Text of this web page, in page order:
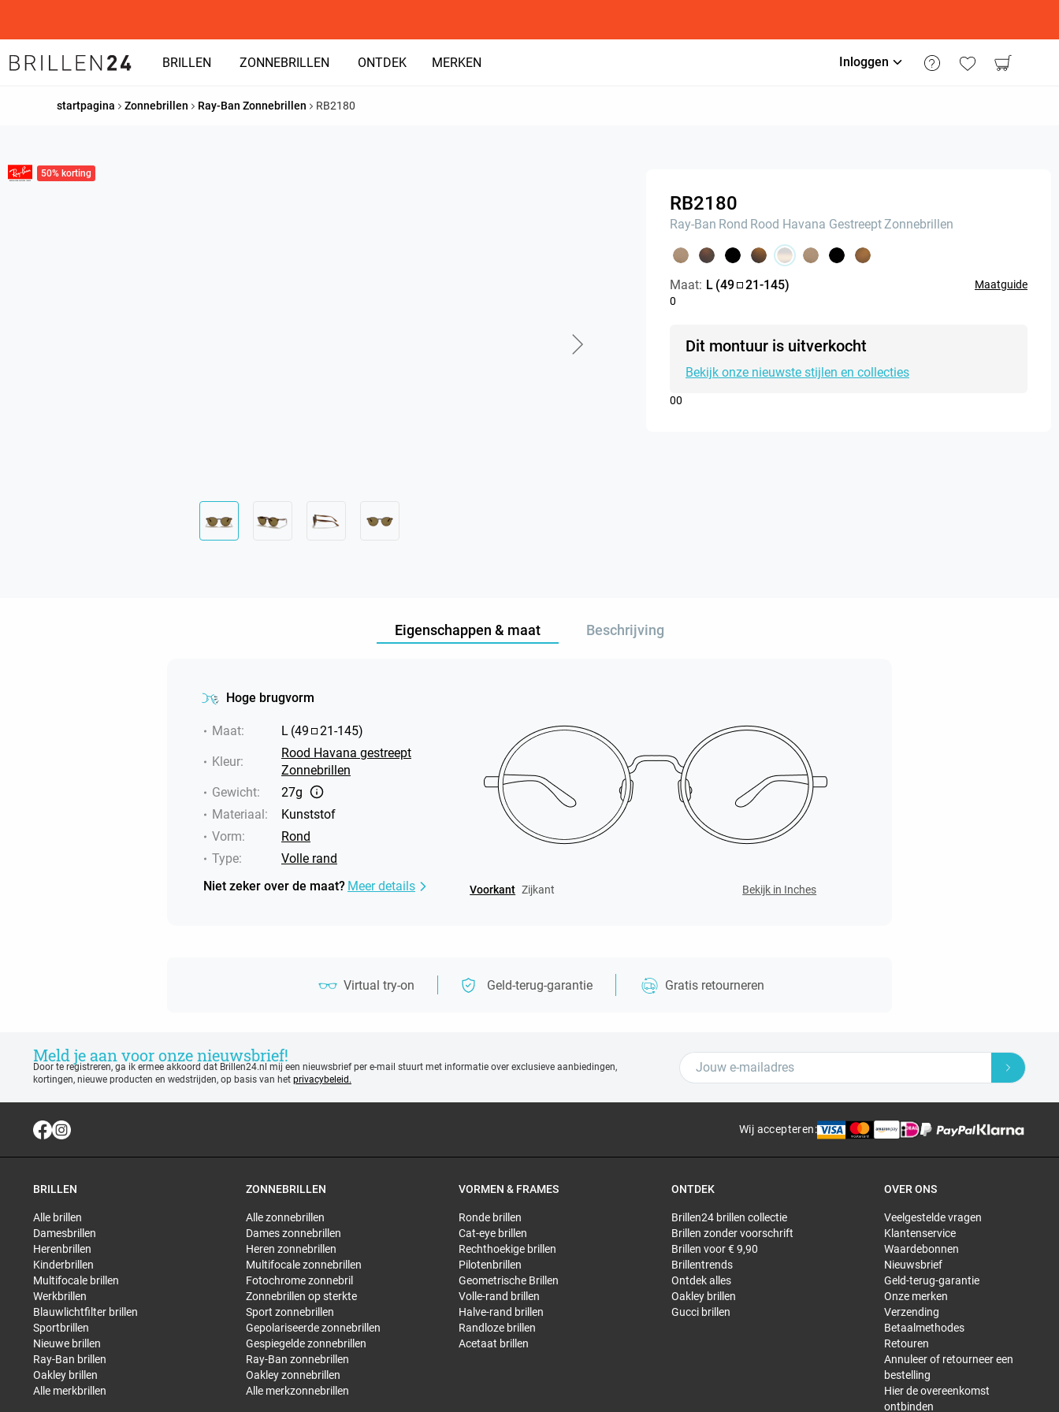
BRILLEN ZONNEBRILLEN ONTDEK MERKEN Inloggen
startpagina Zonnebrillen Ray-Ban Zonnebrillen RB2180
50% korting
RB2180
Ray-Ban Rond Rood Havana GestreeptZonnebrillen
Maat: L (49 21-145)
Maatguide
0
Dit montuur is uitverkocht
Bekijk onze nieuwste stijlen en collecties
00
Eigenschappen & maat Beschrijving
Hoge brugvorm
Maat: L (49 21-145)
Kleur:
Rood Havana gestreept
Zonnebrillen
Gewicht:
27g
Materiaal:
Kunststof
Vorm:
Rond
Type:
Volle rand
Niet zeker over de maat? Meer details Voorkant Zijkant Bekijk in Inches
Virtual try-on Geld-terug-garantie Gratis retourneren
Meld je aan voor onze nieuwsbrief!
Door te registreren, ga ik ermee akkoord dat Brillen24.nl mij een nieuwsbrief per e-mail stuurt met informatie over exclusieve aanbiedingen,
kortingen, nieuwe producten en wedstrijden, op basis van het privacybeleid.
Wij accepteren:
BRILLEN
Alle brillen
Damesbrillen
Herenbrillen
Kinderbrillen
Multifocale brillen
Werkbrillen
Blauwlichtfilter brillen
Sportbrillen
Nieuwe brillen
Ray-Ban brillen
Oakley brillen
Alle merkbrillen
ZONNEBRILLEN
Alle zonnebrillen
Dames zonnebrillen
Heren zonnebrillen
Multifocale zonnebrillen
Fotochrome zonnebril
Zonnebrillen op sterkte
Sport zonnebrillen
Gepolariseerde zonnebrillen
Gespiegelde zonnebrillen
Ray-Ban zonnebrillen
Oakley zonnebrillen
Alle merkzonnebrillen
VORMEN & FRAMES
Ronde brillen
Cat-eye brillen
Rechthoekige brillen
Pilotenbrillen
Geometrische Brillen
Volle-rand brillen
Halve-rand brillen
Randloze brillen
Acetaat brillen
ONTDEK
Brillen24 brillen collectie
Brillen zonder voorschrift
Brillen voor € 9,90
Brillentrends
Ontdek alles
Oakley brillen
Gucci brillen
OVER ONS
Veelgestelde vragen
Klantenservice
Waardebonnen
Nieuwsbrief
Geld-terug-garantie
Onze merken
Verzending
Betaalmethodes
Retouren
Annuleer of retourneer een
bestelling
Hier de overeenkomst
ontbinden